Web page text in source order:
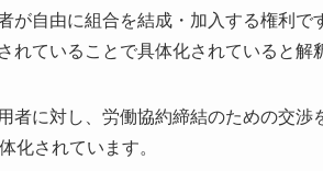
が自由に組合を結成・加入する権利で
れていることで具体化されていると解
者に対し、労働協約締結のための交渉
化されています。